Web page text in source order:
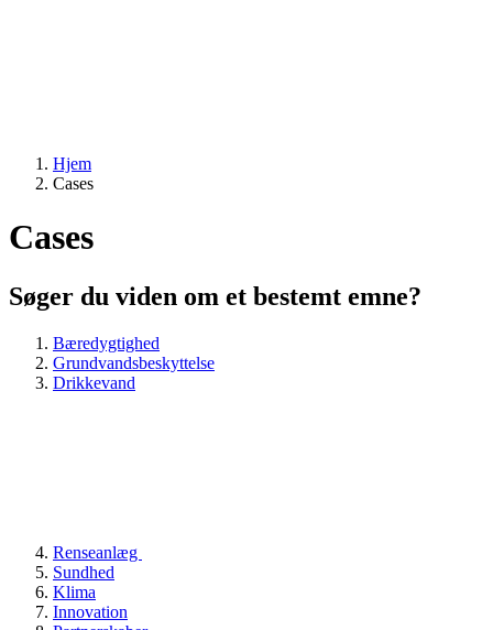
Hjem
Cases
Cases
Søger du viden om et bestemt emne?
Bæredygtighed
Grundvandsbeskyttelse
Drikkevand
Renseanlæg
Sundhed
Klima
Innovation